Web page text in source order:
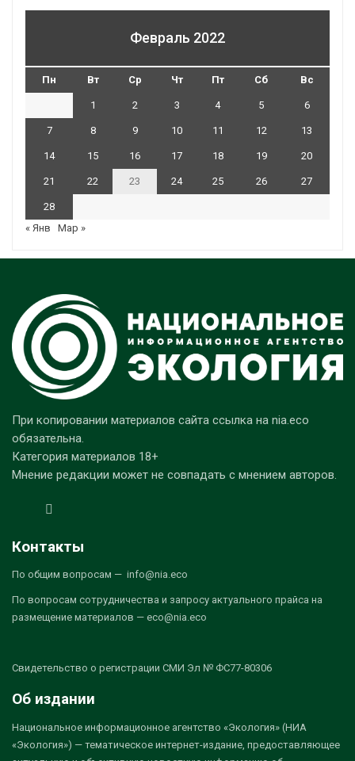
Февраль 2022
Пн Вт Ср Чт Пт Сб Вс
1 2 3 4 5 6
7 8 9 10 11 12 13
14 15 16 17 18 19 20
21 22 23 24 25 26 27
28
« Янв
Мар »
При копировании материалов сайта ссылка на nia.eco
обязательна.
Категория материалов 18+
Мнение редакции может не совпадать с мнением авторов.
Контакты
По общим вопросам — info@nia.eco
По вопросам сотрудничества и запросу актуального прайса на
размещение материалов — eco@nia.eco
Свидетельство о регистрации СМИ Эл № ФС77-80306
Об издании
Национальное информационное агентство «Экология» (НИА
«Экология») — тематическое интернет-издание, предоставляющее